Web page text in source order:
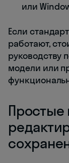
или
Если
работают,
руководству
модели или